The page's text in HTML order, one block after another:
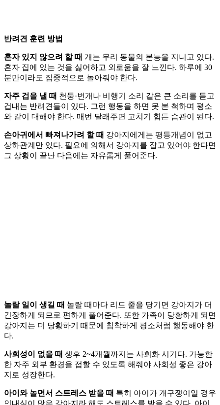
반려견 훈련 방법
혼자 있지 않으려 할 때 개는 무리 동물의 본능을 지니고 있다.
혼자 집에 있는 것을 싫어하고 외로움을 잘 느낀다. 하루에 30
분만이라도 집중적으로 놀아줘야 한다.
자주 겁을 낼 때 천둥·번개나 비행기 소리 같은 큰 소리를 듣고
겁내는 반려견들이 있다. 그런 행동을 하면 못 본 척하며 평소
와 같이 대해야 한다. 매번 달래주면 고치기 힘든 습관이 된다.
손아귀에서 빠져나가려 할 때 강아지에게는 평등개념이 없고
상하관계만 있다. 필요에 의해서 강아지를 잡고 있어야 한다면
그 상황이 끝난 다음에는 자유롭게 풀어준다.
놀랄 일이 생길 때 놀랄 때마다 리드 줄을 당기면 강아지가 더
긴장하게 되므로 편하게 풀어준다. 또한 가족이 당황하게 되면
강아지는 더 당황하기 때문에 침착하게 평소처럼 행동해야 한
다.
사회성이 없을 때 생후 2~4개월까지는 사회화 시기다. 가능한
한 자주 외부 환경을 접할 수 있도록 해줘야 사회성 좋은 강아
지로 성장한다.
아이와 놀면서 스트레스 받을 때 특히 아이가 개구쟁이일 경우